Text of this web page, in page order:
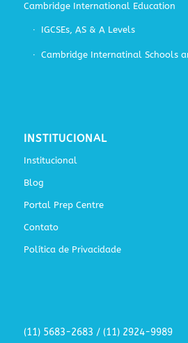
Cambridge International Education
IGCSEs, AS & A Levels
Cambridge Internatinal Schools
INSTITUCIONAL
Institucional
Blog
Portal Prep Centre
Contato
Política de Privacidade
(11) 5683-2683 / (11) 2924-9989